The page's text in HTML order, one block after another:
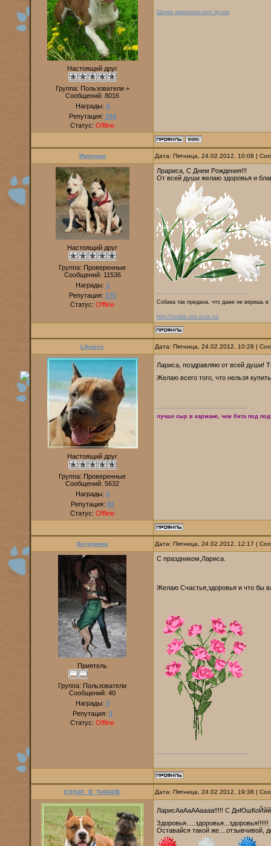
Настоящий друг
Группа: Пользователи +
Сообщений: 8016
Награды: 4
Репутация: 154
Статус: Offline
Щенки американского булли
Империя Дата: Пятница, 24.02.2012, 10:08 |
Настоящий друг
Группа: Проверенные
Сообщений: 11536
Награды: 2
Репутация: 170
Статус: Offline
Лрариса, С Днем Рождения!!!
От всей души желаю здоровья и
Собака так предана, что даже не веришь
http://sudak-uta.ucoz.ru/
Likusss Дата: Пятница, 24.02.2012, 10:28 |
Настоящий друг
Группа: Проверенные
Сообщений: 5632
Награды: 0
Репутация: 82
Статус: Offline
Лариса, поздравляю от всей
Желаю всего того, что нельзя
лучше сыр в кармане, чем бита под
Катеринка Дата: Пятница, 24.02.2012, 12:17 |
Приятель
Группа: Пользователи
Сообщений: 40
Награды: 0
Репутация: 0
Статус: Offline
С праздником,Лариса.
Желаю Счастья,здоровья и что бы
E}I{bIK_B_TyMAHE Дата: Пятница, 24.02.2012, 19:38 |
ЛарисАаАаААаааа!!!!! С
Оставайся такой же....отзывчивой,